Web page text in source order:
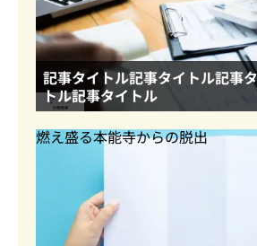
記事タイトル記事タイトル記事
トル記事タイトル
燃え盛る本能寺からの脱出